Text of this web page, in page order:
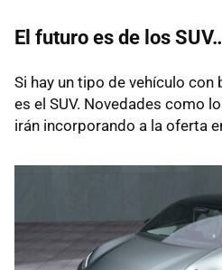
El futuro es de los
Si hay un tipo de vehículo con
es el SUV. Novedades como
irán incorporando a la oferta